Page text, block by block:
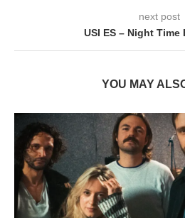
next post
USI ES – Night Time
YOU MAY